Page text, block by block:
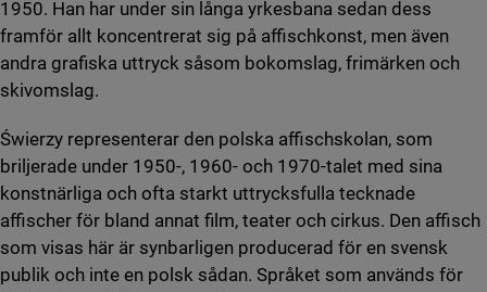
1950. Han har under sin långa yrkesbana sedan dess
framför allt koncentrerat sig på affischkonst, men även
andra grafiska uttryck såsom bokomslag, frimärken och
skivomslag.
Świerzy representerar den polska affischskolan, som
briljerade under 1950-, 1960- och 1970-talet med sina
konstnärliga och ofta starkt uttrycksfulla tecknade
affischer för bland annat film, teater och cirkus. Den affisch
som visas här är synbarligen producerad för en svensk
publik och inte en polsk sådan. Språket som används för